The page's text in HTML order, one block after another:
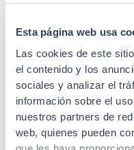
Esta página web usa
Las cookies de este
el contenido y los
sociales y analizar el
información sobre el
nuestros partners de
web, quienes pueden
SKU: 50PPCT
19" panels
19″ cable entry panel with
protective cover, 1U